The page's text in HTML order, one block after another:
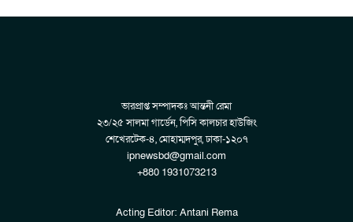
ভারপ্রাপ্ত সম্পাদকঃ আন্তনী রেমা
২৩/২৫ সালমা গার্ডেন, পিসি কালচার হাউজিং
শেখেরটেক-৪, মোহাম্মদপুর, ঢাকা-১২০৭
ipnewsbd@gmail.com
+880 1931073213
Acting Editor: Antani Rema